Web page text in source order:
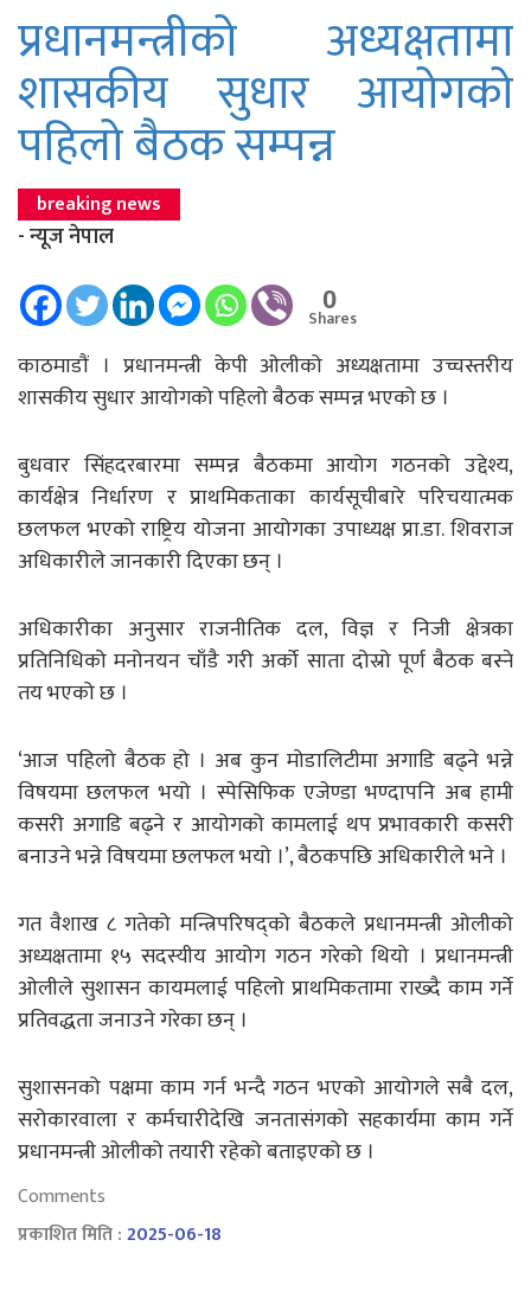
प्रधानमन्त्रीको अध्यक्षतामा
शासकीय सुधार आयोगको
पहिलो बैठक सम्पन्न
breaking news
- न्यूज नेपाल
0
Shares
काठमाडाैं । प्रधानमन्त्री केपी ओलीको अध्यक्षतामा उच्चस्तरीय
शासकीय सुधार आयोगको पहिलो बैठक सम्पन्न भएको छ ।
बुधवार सिंहदरबारमा सम्पन्न बैठकमा आयोग गठनको उद्देश्य,
कार्यक्षेत्र निर्धारण र प्राथमिकताका कार्यसूचीबारे परिचयात्मक
छलफल भएको राष्ट्रिय योजना आयोगका उपाध्यक्ष प्रा.डा. शिवराज
अधिकारीले जानकारी दिएका छन् ।
अधिकारीका अनुसार राजनीतिक दल, विज्ञ र निजी क्षेत्रका
प्रतिनिधिको मनोनयन चाँडै गरी अर्को साता दोस्रो पूर्ण बैठक बस्ने
तय भएको छ ।
‘आज पहिलो बैठक हो । अब कुन मोडालिटीमा अगाडि बढ्ने भन्ने
विषयमा छलफल भयो । स्पेसिफिक एजेण्डा भण्दापनि अब हामी
कसरी अगाडि बढ्ने र आयोगको कामलाई थप प्रभावकारी कसरी
बनाउने भन्ने विषयमा छलफल भयो ।’, बैठकपछि अधिकारीले भने ।
गत वैशाख ८ गतेको मन्त्रिपरिषद्को बैठकले प्रधानमन्त्री ओलीको
अध्यक्षतामा १५ सदस्यीय आयोग गठन गरेको थियो । प्रधानमन्त्री
ओलीले सुशासन कायमलाई पहिलो प्राथमिकतामा राख्दै काम गर्ने
प्रतिवद्धता जनाउने गरेका छन् ।
सुशासनको पक्षमा काम गर्न भन्दै गठन भएको आयोगले सबै दल,
सरोकारवाला र कर्मचारीदेखि जनतासंगको सहकार्यमा काम गर्ने
प्रधानमन्त्री ओलीको तयारी रहेको बताइएको छ ।
Comments
प्रकाशित मिति :2025-06-18